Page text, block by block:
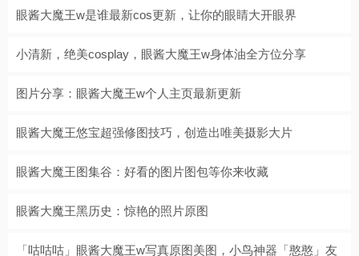
眼酱大魔王w是谁最新cos更新，让你的眼睛大开眼界
小清新，绝美cosplay，眼酱大魔王w身体油全方位分享
图片分享：眼酱大魔王w个人主页最新更新
眼酱大魔王悠宝超强修图技巧，创造出唯美摄影大片
眼酱大魔王图集谷：好看的图片图包等你来收藏
眼酱大魔王黑历史：惊艳的照片原图
「咕咕咕」眼酱大魔王w写真原图美图，小鸟神器「憨憨」友